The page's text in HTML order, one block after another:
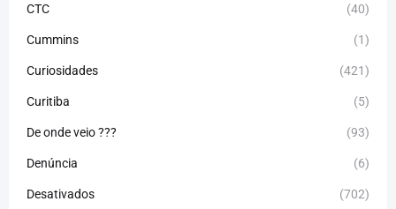
CTC (40)
Cummins (1)
Curiosidades (421)
Curitiba (5)
De onde veio ??? (93)
Denúncia (6)
Desativados (702)